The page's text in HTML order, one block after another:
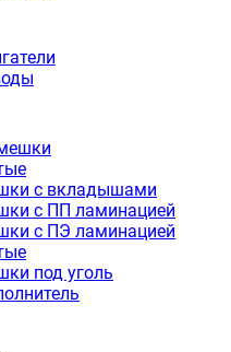
с вкладышами
с ПП ламинацией
с ПЭ ламинацией
под уголь